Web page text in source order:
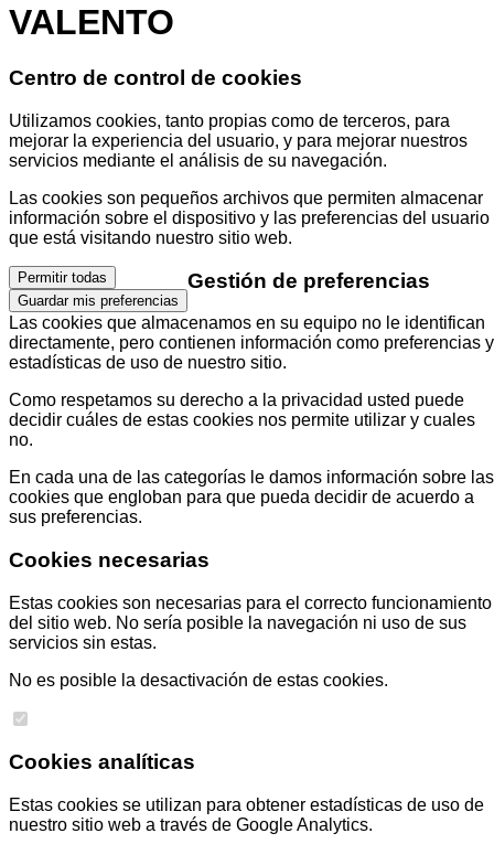
VALENTO
Centro de control de cookies
Utilizamos cookies, tanto propias como de terceros, para
mejorar la experiencia del usuario, y para mejorar nuestros
servicios mediante el análisis de su navegación.
Las cookies son pequeños archivos que permiten almacenar
información sobre el dispositivo y las preferencias del usuario
que está visitando nuestro sitio web.
Permitir todas
Guardar mis preferencias
Gestión de preferencias
Las cookies que almacenamos en su equipo no le identifican
directamente, pero contienen información como preferencias y
estadísticas de uso de nuestro sitio.
Como respetamos su derecho a la privacidad usted puede
decidir cuáles de estas cookies nos permite utilizar y cuales
no.
En cada una de las categorías le damos información sobre las
cookies que engloban para que pueda decidir de acuerdo a
sus preferencias.
Cookies necesarias
Estas cookies son necesarias para el correcto funcionamiento
del sitio web. No sería posible la navegación ni uso de sus
servicios sin estas.
No es posible la desactivación de estas cookies.
Cookies analíticas
Estas cookies se utilizan para obtener estadísticas de uso de
nuestro sitio web a través de Google Analytics.